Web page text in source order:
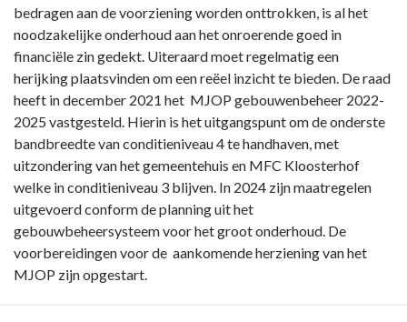
bedragen aan de voorziening worden onttrokken, is al het
noodzakelijke onderhoud aan het onroerende goed in
financiële zin gedekt. Uiteraard moet regelmatig een
herijking plaatsvinden om een reëel inzicht te bieden. De raad
heeft in december 2021 het MJOP gebouwenbeheer 2022-
2025 vastgesteld. Hierin is het uitgangspunt om de onderste
bandbreedte van conditieniveau 4 te handhaven, met
uitzondering van het gemeentehuis en MFC Kloosterhof
welke in conditieniveau 3 blijven. In 2024 zijn maatregelen
uitgevoerd conform de planning uit het
gebouwbeheersysteem voor het groot onderhoud. De
voorbereidingen voor de aankomende herziening van het
MJOP zijn opgestart.